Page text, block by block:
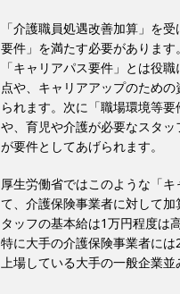
「介護職員処遇改善加算」を
要件」を満たす必要があります。
「キャリアパス要件」とは役
点や、キャリアアップのため
られます。次に「職場環境等
や、育児や介護が必要なスタ
が要件としてあげられます。
厚生労働省ではこのような「
て、介護保険事業者に対して
タッフの基本給は1万円程度は
特に大手の介護保険事業者に
上場している大手の一般企業並